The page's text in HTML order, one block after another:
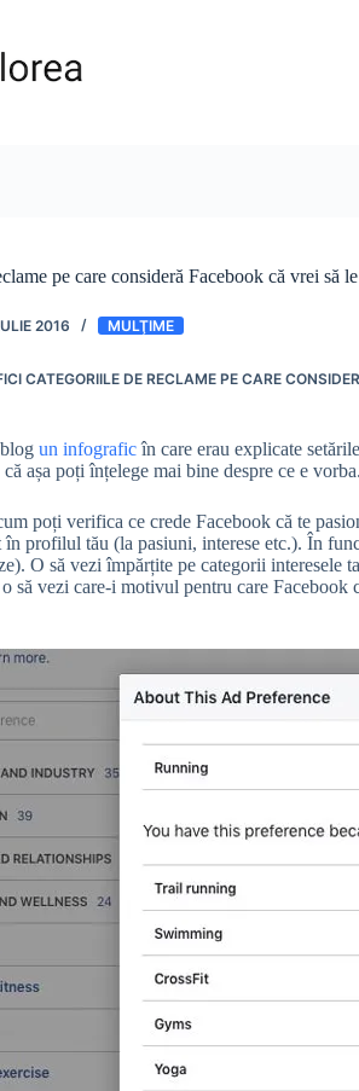
pe care consideră Facebook că vrei să
2016 MULŢIME
CATEGORIILE DE RECLAME PE CARE
un infograficîn care erau explicate
așa poți înțelege mai bine despre ce e vorba.
poți verifica ce crede Facebook că te
profilul tău (la pasiuni, interese etc.). În
O să vezi împărțite pe categorii interesele
să vezi care-i motivul pentru care